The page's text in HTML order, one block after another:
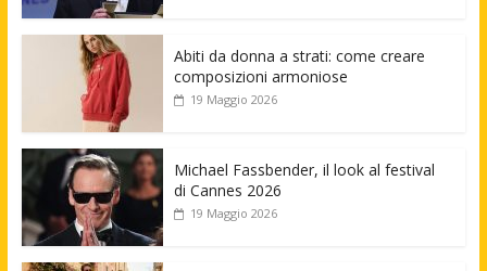
Abiti da donna a strati: come creare
composizioni armoniose
19 Maggio 2026
Michael Fassbender, il look al festival
di Cannes 2026
19 Maggio 2026